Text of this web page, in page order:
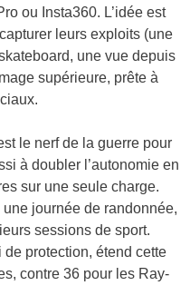
ou Insta360. L’idée est
leurs exploits (une
une vue depuis
supérieure, prête à
le nerf de la guerre pour
à doubler l’autonomie en
sur une seule charge.
journée de randonnée,
sessions de sport.
de protection, étend cette
contre 36 pour les Ray-